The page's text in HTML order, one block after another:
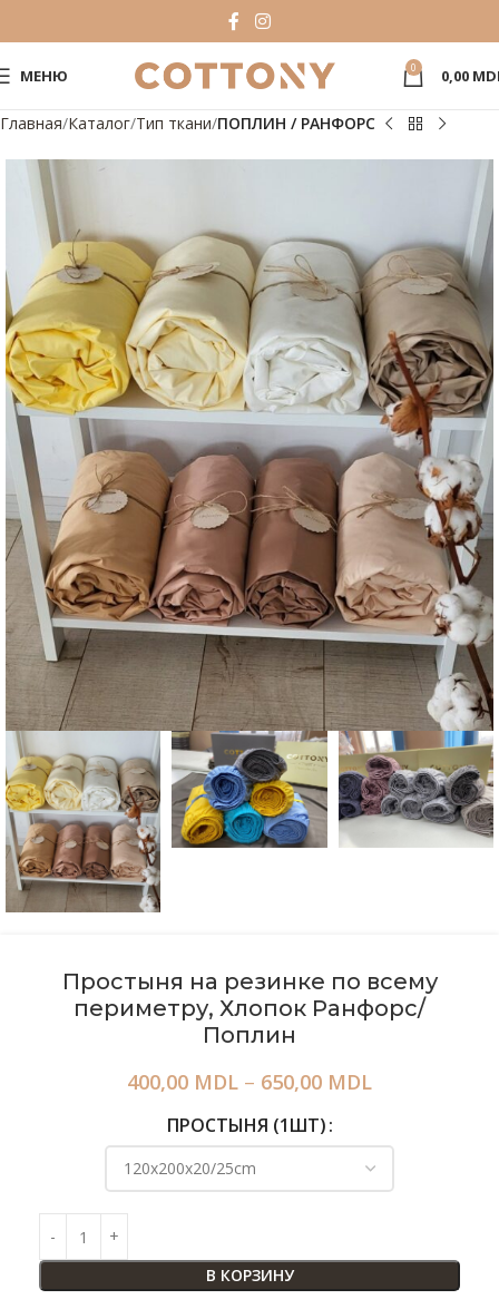
МЕНЮ 0 0,00
Главная Каталог Тип ткани ПОПЛИН / РАНФОРС
Простыня на резинке по всему
периметру, Хлопок Ранфорс/
Поплин
400,00 MDL – 650,00 MDL
ПРОСТЫНЯ (1ШТ)
В КОРЗИНУ